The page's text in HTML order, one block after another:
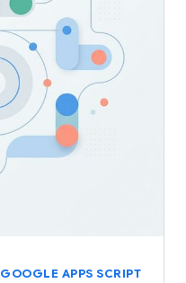
GOOGLE APPS SCRIPT